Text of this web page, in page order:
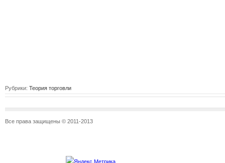
Рубрики: Теория торговли
Все права защищены © 2011-2013